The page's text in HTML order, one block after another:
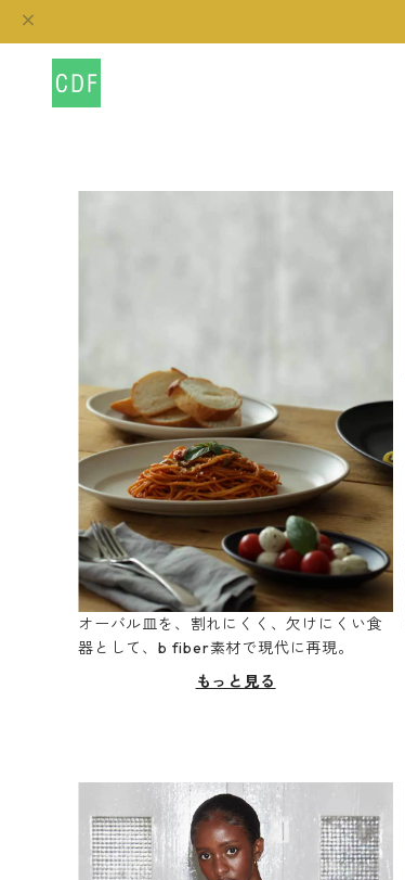
オーバル皿を、割れにくく、欠けにくい食
器として、b fiber素材で現代に再現。
もっと見る